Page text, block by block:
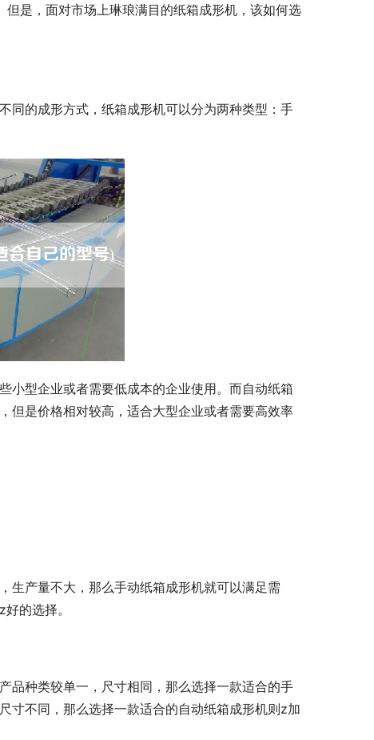
是，面对市场上琳琅满目的纸箱成形机，该如何选
同的成形方式，纸箱成形机可以分为两种类型：手
小型企业或者需要低成本的企业使用。而自动纸箱
但是价格相对较高，适合大型企业或者需要高效率
生产量不大，那么手动纸箱成形机就可以满足需
的选择。
品种类较单一，尺寸相同，那么选择一款适合的手
寸不同，那么选择一款适合的自动纸箱成形机则z加